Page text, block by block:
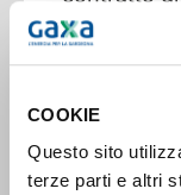
COOKIE
Questo sito
terze parti e altri
interventi
post-